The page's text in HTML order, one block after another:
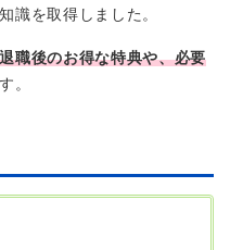
識を取得しました。
職後のお得な特典や、必要
。